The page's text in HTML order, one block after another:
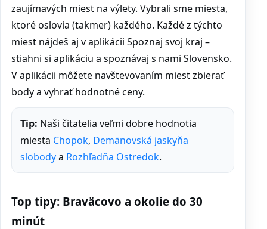
zaujímavých miest na výlety. Vybrali sme miesta,
ktoré oslovia (takmer) každého. Každé z týchto
miest nájdeš aj v aplikácii Spoznaj svoj kraj –
stiahni si aplikáciu a spoznávaj s nami Slovensko.
V aplikácii môžete navštevovaním miest zbierať
body a vyhrať hodnotné ceny.
Tip: Naši čitatelia veľmi dobre hodnotia
miesta Chopok, Demänovská jaskyňa
slobodya Rozhľadňa Ostredok.
Top tipy: Braväcovo a okolie do 30
minút